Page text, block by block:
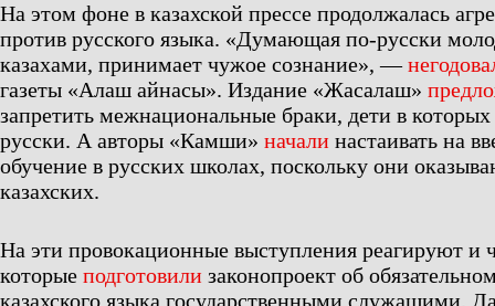
На этом фоне в казахской прессе продолжалась
против русского языка. «Думающая по-русски
казахами, принимает чужое сознание», —
газеты «Алаш айнасы». Издание «Жасалаш»
запретить межнациональные браки, дети в
русски. А авторы «Камши» начали настаивать на
обучение в русских школах, поскольку они
казахских.
На эти провокационные выступления реагируют и
которые подготовили законопроект об
казахского языка государственными служащими.